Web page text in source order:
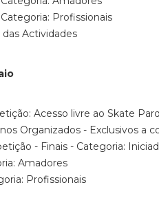
Profissionais
Actividades
Acesso livre ao Skate
Organizados - Exclusivos a
- Finais - Categoria:
Amadores
Profissionais